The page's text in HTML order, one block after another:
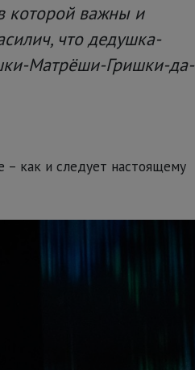
которой важны и
что дедушка-
Матрёши-Гришки-да-
как и следует настоящему